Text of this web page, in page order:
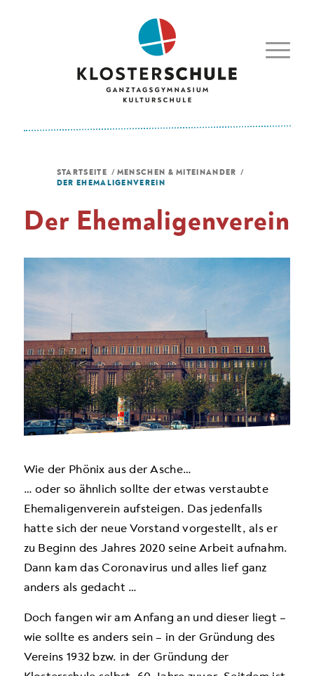
STARTSEITE / MENSCHEN & MITEINANDER /
DER EHEMALIGENVEREIN
Der Ehemaligenverein
Wie der Phönix aus der Asche…
… oder so ähnlich sollte der etwas verstaubte
Ehemaligenverein aufsteigen. Das jedenfalls
hatte sich der neue Vorstand vorgestellt, als er
zu Beginn des Jahres 2020 seine Arbeit aufnahm.
Dann kam das Coronavirus und alles lief ganz
anders als gedacht …
Doch fangen wir am Anfang an und dieser liegt –
wie sollte es anders sein – in der Gründung des
Vereins 1932 bzw. in der Gründung der